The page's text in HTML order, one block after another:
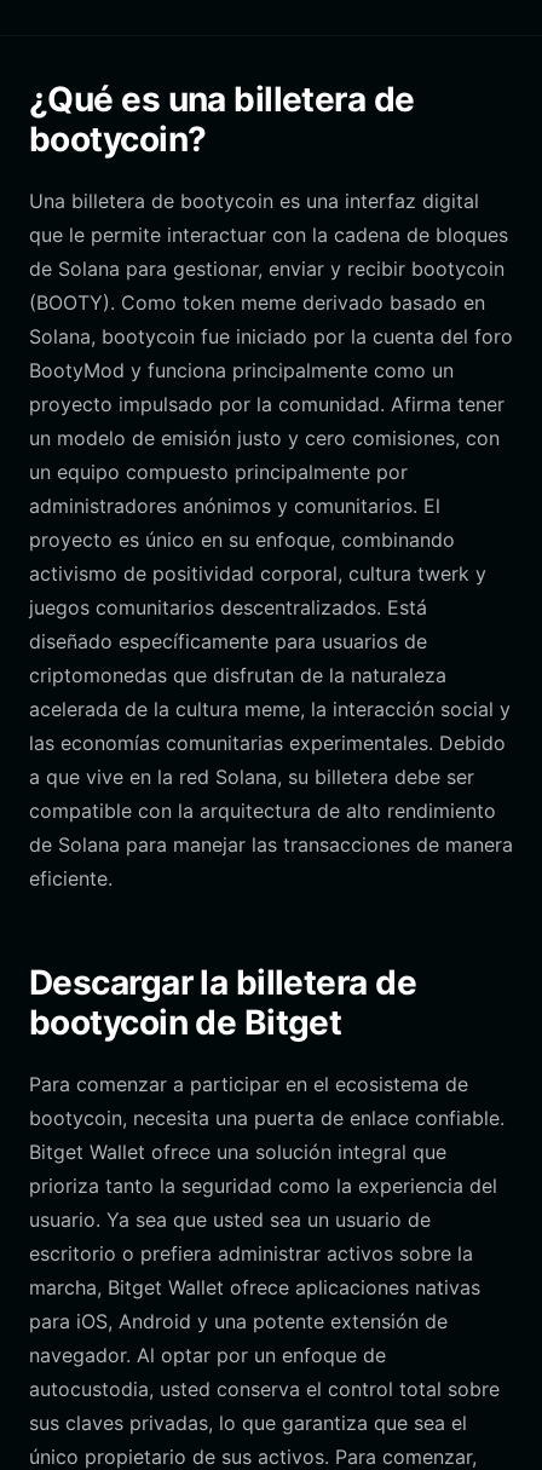
¿Qué es una billetera de
bootycoin?
Una billetera de bootycoin es una interfaz digital
que le permite interactuar con la cadena de bloques
de Solana para gestionar, enviar y recibir bootycoin
(BOOTY). Como token meme derivado basado en
Solana, bootycoin fue iniciado por la cuenta del foro
BootyMod y funciona principalmente como un
proyecto impulsado por la comunidad. Afirma tener
un modelo de emisión justo y cero comisiones, con
un equipo compuesto principalmente por
administradores anónimos y comunitarios. El
proyecto es único en su enfoque, combinando
activismo de positividad corporal, cultura twerk y
juegos comunitarios descentralizados. Está
diseñado específicamente para usuarios de
criptomonedas que disfrutan de la naturaleza
acelerada de la cultura meme, la interacción social y
las economías comunitarias experimentales. Debido
a que vive en la red Solana, su billetera debe ser
compatible con la arquitectura de alto rendimiento
de Solana para manejar las transacciones de manera
eficiente.
Descargar la billetera de
bootycoin de Bitget
Para comenzar a participar en el ecosistema de
bootycoin, necesita una puerta de enlace confiable.
Bitget Wallet ofrece una solución integral que
prioriza tanto la seguridad como la experiencia del
usuario. Ya sea que usted sea un usuario de
escritorio o prefiera administrar activos sobre la
marcha, Bitget Wallet ofrece aplicaciones nativas
para iOS, Android y una potente extensión de
navegador. Al optar por un enfoque de
autocustodia, usted conserva el control total sobre
sus claves privadas, lo que garantiza que sea el
único propietario de sus activos. Para comenzar,